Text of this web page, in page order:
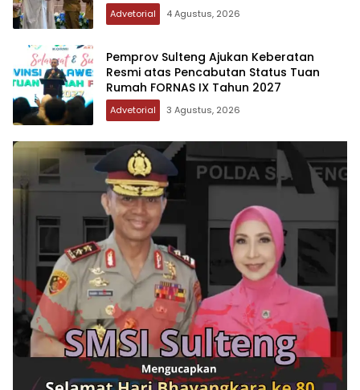
Advetorial 4 Agustus, 2026
Pemprov Sulteng Ajukan Keberatan
Resmi atas Pencabutan Status Tuan
Rumah FORNAS IX Tahun 2027
Advetorial 3 Agustus, 2026